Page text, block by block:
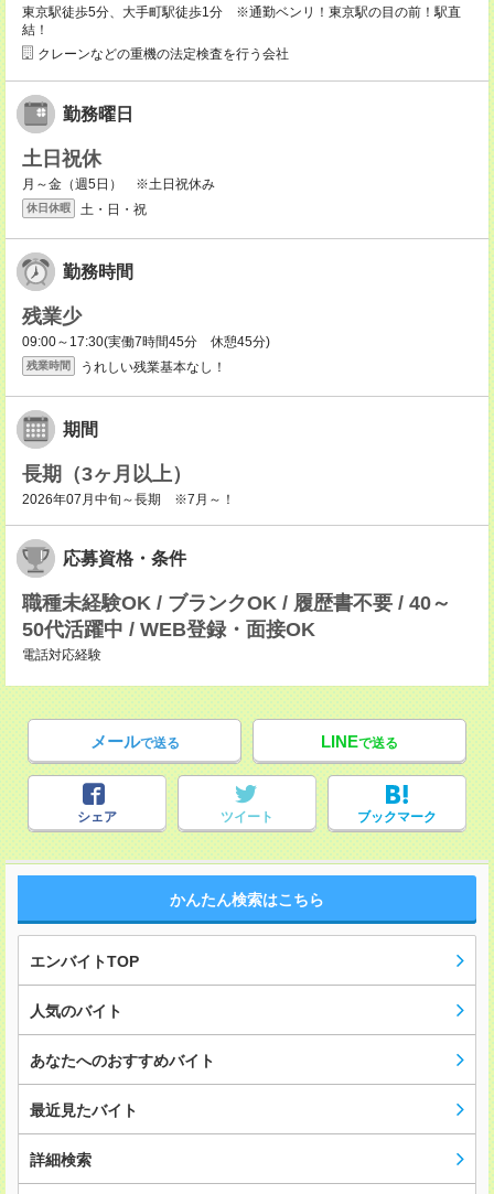
東京駅徒歩5分、大手町駅徒歩1分 ※通勤ベンリ！東京駅の目の前！駅直
結！
クレーンなどの重機の法定検査を行う会社
勤務曜日
土日祝休
月～金（週5日） ※土日祝休み
休日休暇 土・日・祝
勤務時間
残業少
09:00～17:30(実働7時間45分 休憩45分)
残業時間 うれしい残業基本なし！
期間
長期（3ヶ月以上）
2026年07月中旬～長期 ※7月～！
応募資格・条件
職種未経験OK / ブランクOK / 履歴書不要 / 40～
50代活躍中 / WEB登録・面接OK
電話対応経験
メールで送る LINEで送る
シェア ツイート ブックマーク
かんたん検索はこちら
エンバイトTOP
人気のバイト
あなたへのおすすめバイト
最近見たバイト
詳細検索